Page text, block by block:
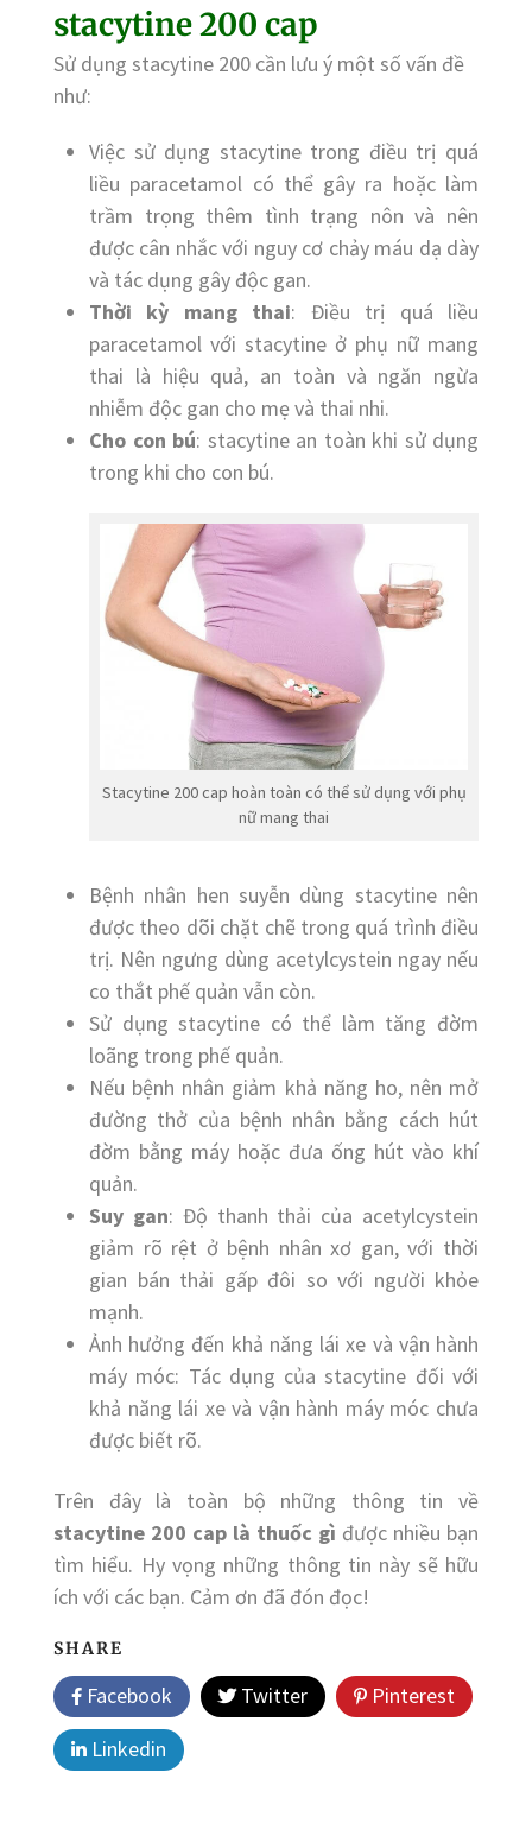
stacytine 200 cap
Sử dụng stacytine 200 cần lưu ý một số vấn đề
như:
Việc sử dụng stacytine trong điều trị quá
liều paracetamol có thể gây ra hoặc làm
trầm trọng thêm tình trạng nôn và nên
được cân nhắc với nguy cơ chảy máu dạ dày
và tác dụng gây độc gan.
Thời kỳ mang thai: Điều trị quá liều
paracetamol với stacytine ở phụ nữ mang
thai là hiệu quả, an toàn và ngăn ngừa
nhiễm độc gan cho mẹ và thai nhi.
Cho con bú: stacytine an toàn khi sử dụng
trong khi cho con bú.
Stacytine 200 cap hoàn toàn có thể sử dụng với phụ
nữ mang thai
Bệnh nhân hen suyễn dùng stacytine nên
được theo dõi chặt chẽ trong quá trình điều
trị. Nên ngưng dùng acetylcystein ngay nếu
co thắt phế quản vẫn còn.
Sử dụng stacytine có thể làm tăng đờm
loãng trong phế quản.
Nếu bệnh nhân giảm khả năng ho, nên mở
đường thở của bệnh nhân bằng cách hút
đờm bằng máy hoặc đưa ống hút vào khí
quản.
Suy gan: Độ thanh thải của acetylcystein
giảm rõ rệt ở bệnh nhân xơ gan, với thời
gian bán thải gấp đôi so với người khỏe
mạnh.
Ảnh hưởng đến khả năng lái xe và vận hành
máy móc: Tác dụng của stacytine đối với
khả năng lái xe và vận hành máy móc chưa
được biết rõ.
Trên đây là toàn bộ những thông tin về
stacytine 200 cap là thuốc gì được nhiều bạn
tìm hiểu. Hy vọng những thông tin này sẽ hữu
ích với các bạn. Cảm ơn đã đón đọc!
SHARE
Facebook Twitter
Pinterest
Linkedin